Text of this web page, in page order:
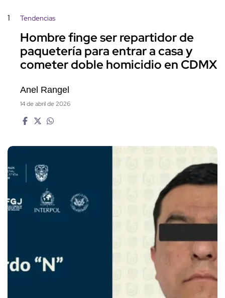
1 Tendencias
Hombre finge ser repartidor de
paquetería para entrar a casa y
cometer doble homicidio en CDMX
Anel Rangel
14 de abril de 2026